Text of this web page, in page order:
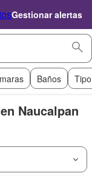
Gestionar alertas
Baños
Naucalpan